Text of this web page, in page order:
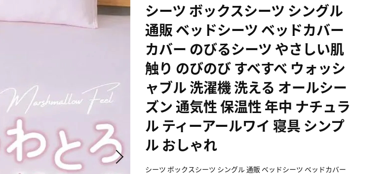
シーツ ボックスシーツ シングル
通販 ベッドシーツ ベッドカバー
カバー のびるシーツ やさしい肌
触り のびのび すべすべ ウォッシ
ャブル 洗濯機 洗える オールシー
ズン 通気性 保温性 年中 ナチュラ
ル ティーアールワイ 寝具 シンプ
ル おしゃれ
シーツ ボックスシーツ シングル 通販 ベッドシーツ ベッドカバー